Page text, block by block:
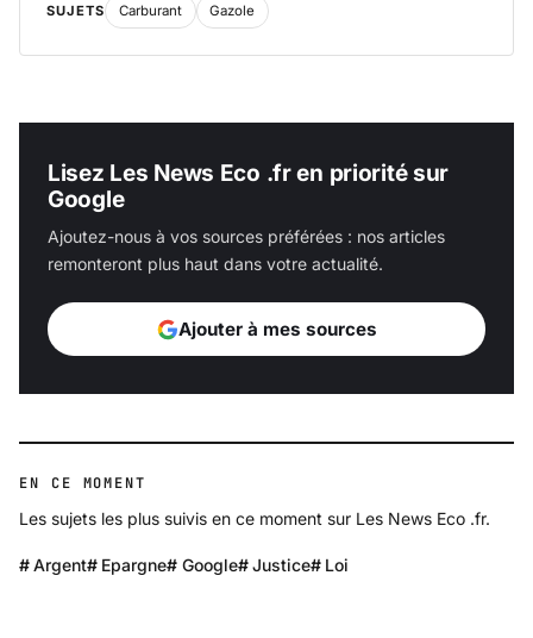
SUJETS Carburant Gazole
Lisez Les News Eco .fr en priorité sur
Google
Ajoutez-nous à vos sources préférées : nos articles
remonteront plus haut dans votre actualité.
Ajouter à mes sources
EN CE MOMENT
Les sujets les plus suivis en ce moment sur Les News Eco .fr.
Argent Epargne Google Justice Loi